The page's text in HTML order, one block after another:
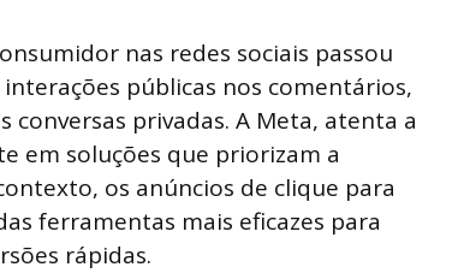
nas redes sociais passou
públicas nos comentários,
conversas privadas. A Meta, atenta a
em soluções que priorizam a
os anúncios de clique para
ferramentas mais eficazes para
rápidas.